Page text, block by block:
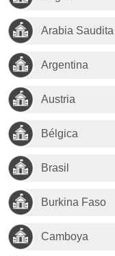
Arabia Saudita
Argentina
Austria
Bélgica
Brasil
Burkina Faso
Camboya